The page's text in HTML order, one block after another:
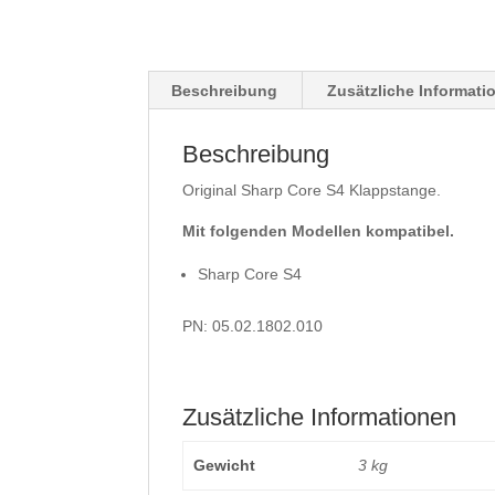
Beschreibung Zusätzliche
Beschreibung
Original Sharp Core S4 Klappstange.
Mit folgenden Modellen kompatibel.
Sharp Core S4
PN: 05.02.1802.010
Zusätzliche Informationen
Gewicht 3 kg